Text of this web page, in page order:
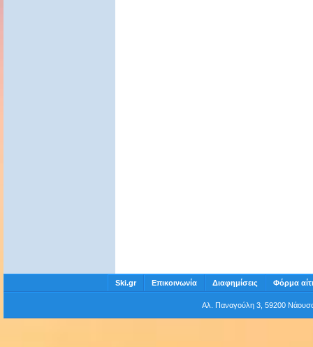
Ski.gr Επικοινωνία Διαφημίσεις Φόρμα
Αλ. Παναγούλη 3, 59200